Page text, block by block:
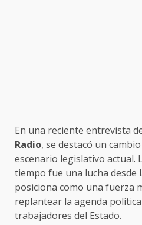
En una reciente entrevista
Radio, se destacó un
escenario legislativo actual.
tiempo fue una lucha desde
posiciona como una fuerza
replantear la agenda
trabajadores del Estado.